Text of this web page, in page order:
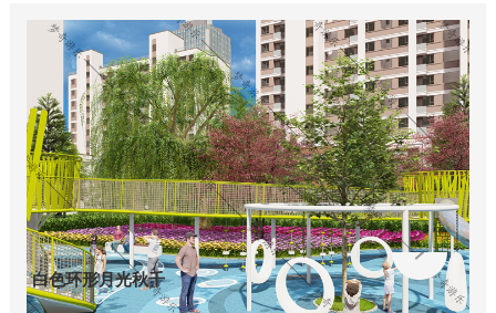
白色环形月光秋千